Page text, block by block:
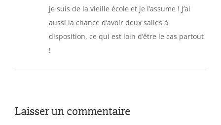
je suis de la vieille école et je l’assume ! J’ai
aussi la chance d’avoir deux salles à
disposition, ce qui est loin d’être le cas partout
!
Laisser un commentaire